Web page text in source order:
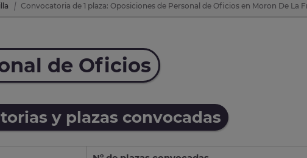
Convocatoria de 1 plaza: Oposiciones de Personal de Oficios en Moron De La
de Oficios
y plazas convocadas